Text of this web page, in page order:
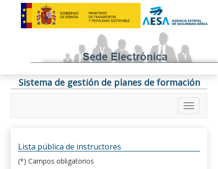
Sistema de gestión de planes de formación
Lista pública de instructores
(*) Campos obligatorios